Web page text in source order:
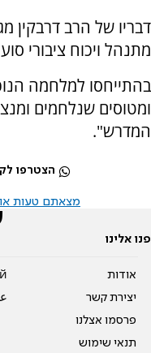
דבריו של הרב דרבקין
מתנהל ויכוח ציבורי
בהתייחסו למלחמה
ומטוסים שנלחמים
המדרש".
הצטרפו
מצאתם טעות או
פנו אלינו
אודות
יצירת קשר
פרסמו אצלנו
תנאי שימוש